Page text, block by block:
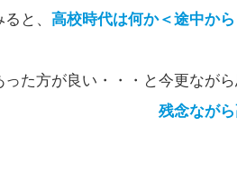
と、 高校時代は何か＜途中か
あえず、次
った方が良い・・・と今更ながら
残念ながら